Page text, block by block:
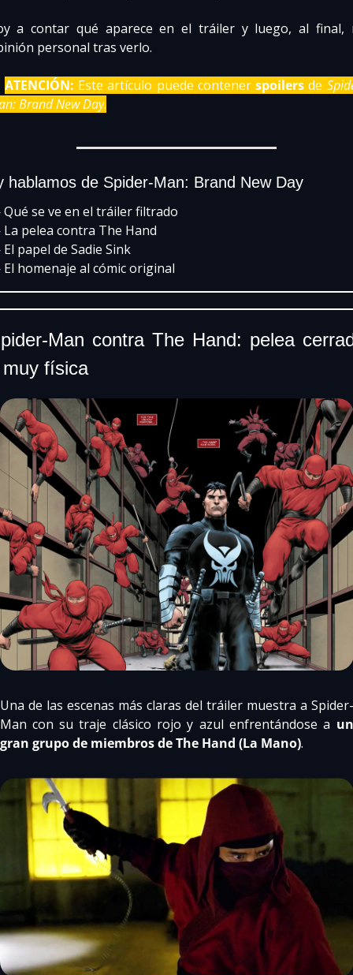
a contar qué aparece en el tráiler y luego, al final,
personal tras verlo.
ATENCIÓN: Este artículo puede contener spoilers de
Brand New Day.
hablamos de Spider-Man: Brand New Day
se ve en el tráiler filtrado
pelea contra The Hand
papel de Sadie Sink
homenaje al cómic original
Man contra The Hand: pelea
física
Una de las escenas más claras del tráiler muestra a Spider-
Man con su traje clásico rojo y azul enfrentándose a un
gran grupo de miembros de The Hand (La Mano).